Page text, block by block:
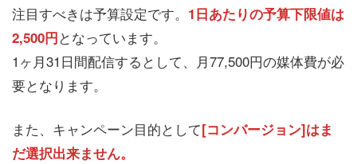
注目すべきは予算設定です。 1日あたりの予算下限値は
2,500円となっています。
1ヶ月31日間配信するとして、月77,500円の媒体費が必
要となります。
また、キャンペーン目的として[コンバージョン]はま
だ選択出来ません。